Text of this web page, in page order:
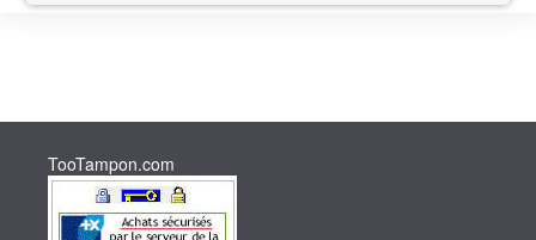
TooTampon.com